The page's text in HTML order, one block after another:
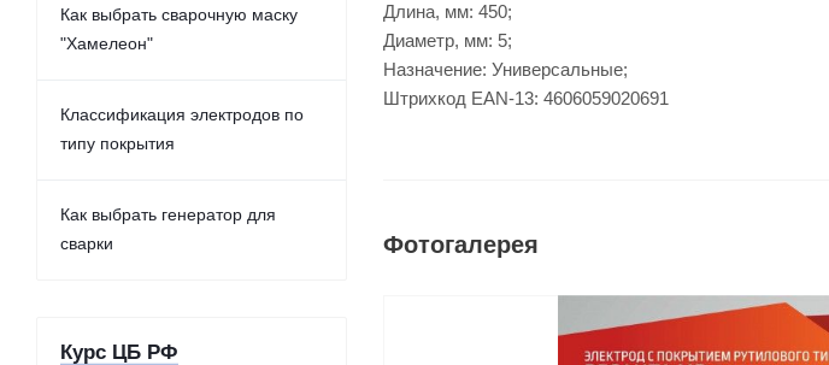
Длина, мм: 450;
Диаметр, мм: 5;
Назначение: Универсальные;
Штрихкод EAN-13: 4606059020691
Фотогалерея
Как выбрать сварочную маску
"Хамелеон"
Классификация электродов по
типу покрытия
Как выбрать генератор для
сварки
Курс ЦБ РФ